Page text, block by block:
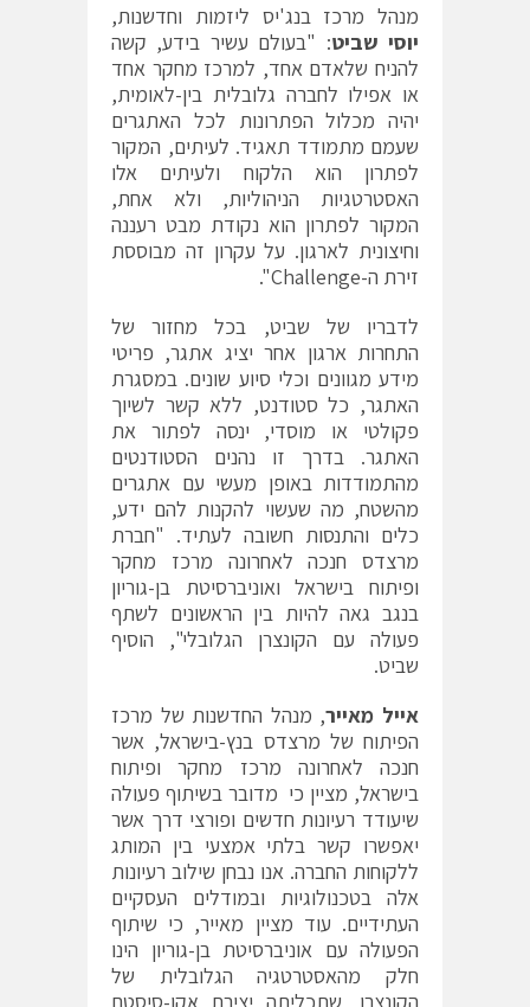
מנהל מרכז בנג'יס ליזמות וחדשנות,
יוסי שביט: "בעולם עשיר בידע, קשה
להניח שלאדם אחד, למרכז מחקר אחד
או אפילו לחברה גלובלית בין-לאומית,
יהיה מכלול הפתרונות לכל האתגרים
שעמם מתמודד תאגיד. לעיתים, המקור
לפתרון הוא הלקוח ולעיתים אלו
האסטרטגיות הניהוליות, ולא אחת,
המקור לפתרון הוא נקודת מבט רעננה
וחיצונית לארגון. על עקרון זה מבוססת
זירת ה-Challenge".
לדבריו של שביט, בכל מחזור של
התחרות ארגון אחר יציג אתגר, פריטי
מידע מגוונים וכלי סיוע שונים. במסגרת
האתגר, כל סטודנט, ללא קשר לשיוך
פקולטי או מוסדי, ינסה לפתור את
האתגר. בדרך זו נהנים הסטודנטים
מהתמודדות באופן מעשי עם אתגרים
מהשטח, מה שעשוי להקנות להם ידע,
כלים והתנסות חשובה לעתיד. "חברת
מרצדס חנכה לאחרונה מרכז מחקר
ופיתוח בישראל ואוניברסיטת בן-גוריון
בנגב גאה להיות בין הראשונים לשתף
פעולה עם הקונצרן הגלובלי", הוסיף
שביט.
אייל מאייר, מנהל החדשנות של מרכז
הפיתוח של מרצדס בנץ-בישראל, אשר
חנכה לאחרונה מרכז מחקר ופיתוח
בישראל, מציין כי מדובר בשיתוף פעולה
שיעודד רעיונות חדשים ופורצי דרך אשר
יאפשרו קשר בלתי אמצעי בין המותג
ללקוחות החברה. אנו נבחן שילוב רעיונות
אלה בטכנולוגיות ובמודלים העסקיים
העתידיים. עוד מציין מאייר, כי שיתוף
הפעולה עם אוניברסיטת בן-גוריון הינו
חלק מהאסטרטגיה הגלובלית של
הקונצרן, שתכליתה יצירת אקו-סיסטם